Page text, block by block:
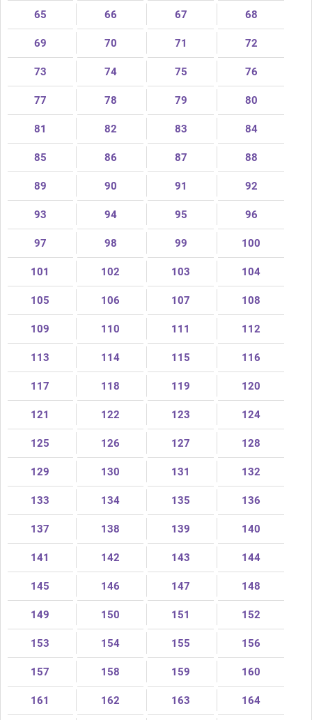
65 66 67 68
69 70 71 72
73 74 75 76
77 78 79 80
81 82 83 84
85 86 87 88
89 90 91 92
93 94 95 96
97 98 99 100
101 102 103 104
105 106 107 108
109 110 111 112
113 114 115 116
117 118 119 120
121 122 123 124
125 126 127 128
129 130 131 132
133 134 135 136
137 138 139 140
141 142 143 144
145 146 147 148
149 150 151 152
153 154 155 156
157 158 159 160
161 162 163 164